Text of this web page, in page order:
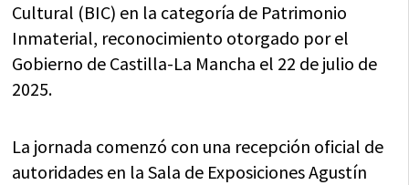
Cultural (BIC) en la categoría de Patrimonio
Inmaterial, reconocimiento otorgado por el
Gobierno de Castilla-La Mancha el 22 de julio de
2025.
La jornada comenzó con una recepción oficial de
autoridades en la Sala de Exposiciones Agustín